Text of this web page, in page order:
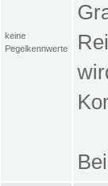
keine
Pegelkennwerte